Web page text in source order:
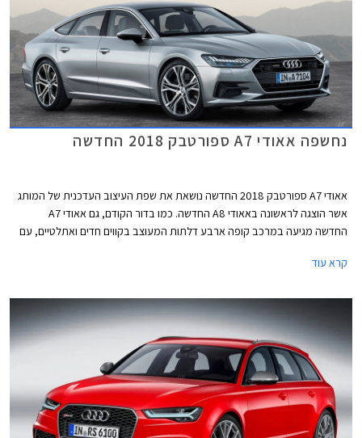
נחשפה אאודי A7 ספורטבק 2018 החדשה
אאודי A7 ספורטבק 2018 החדשה נושאת את שפת העיצוב העדכנית של המותג
אשר הוצגה לראשונה באאודי A8 החדשה. כמו בדור הקודם, גם אאודי A7
החדשה מגיעה במרכב קופה ארבע דלתות המעוצב בקווים חדים ואתלטיים, עם
ונמוך יותר מקודמו. גופי התאורה צרים וזמינים בשלוש גרסאות, הבכירה ביותר
אינץ' (בגרסה הבכירה) וקשתות גלגלים בולטות להענקת מראה שרירי המשלב
אלמנטים עיצוביים מאאודי קוואטרו המיתולוגית.
קרא עוד